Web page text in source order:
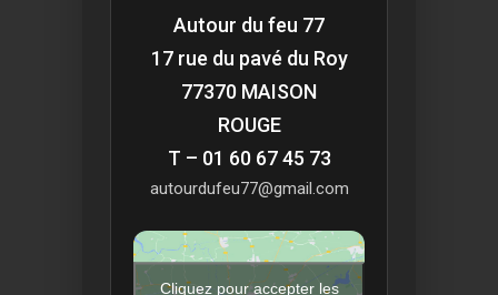
Autour du feu 77
17 rue du pavé du Roy
77370 MAISON
ROUGE
T – 01 60 67 45 73
autourdufeu77@gmail.com
Cliquez pour accepter les